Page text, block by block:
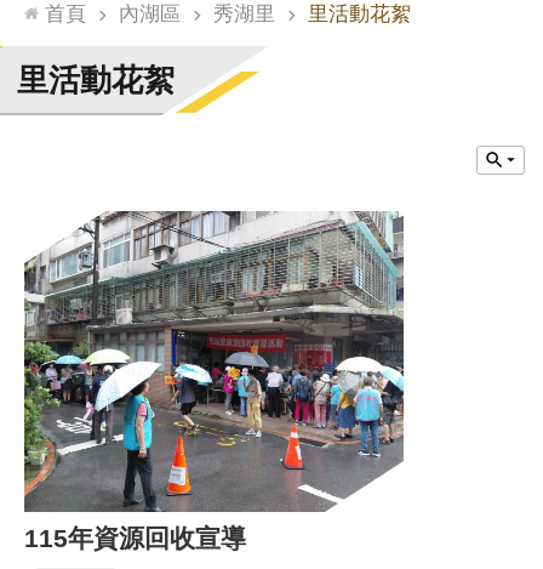
通
臺
北
市
整
合
檢
索
系
統
文
化
局
化
首頁 內湖區 秀湖里 里活動花絮
里活動花絮
115年資源回收宣導